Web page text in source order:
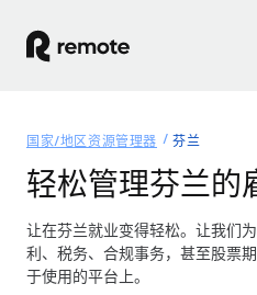
产品
全球招聘
全球薪资管理
轻松运行合规薪资
覆盖全球
资源
国家/地区资源管理器 芬兰
轻松管理芬兰的
让在芬兰就业变得轻松。让我们
利、税务、合规事务，甚至股票
于使用的平台上。